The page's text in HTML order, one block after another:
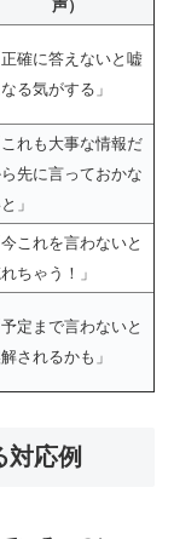
声）
正確に答えないと嘘
る気がする」
これも大事な情報だ
先に言っておかな
」
今これを言わないと
ちゃう！」
予定まで言わないと
されるかも」
対応例